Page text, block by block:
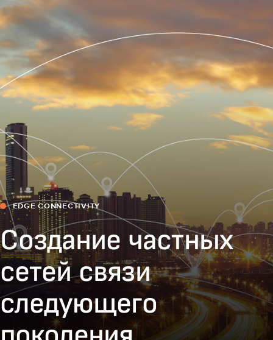
Для вас
Для бизнеса
Для всего мира
Для новаторов
Новости и тренды
EDGE CONNECTIVITY
Создание частных
сетей связи
следующего